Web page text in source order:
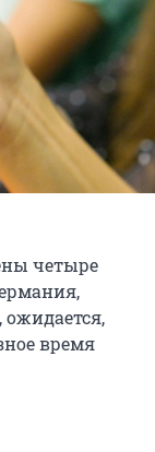
четыре
ожидается,
время